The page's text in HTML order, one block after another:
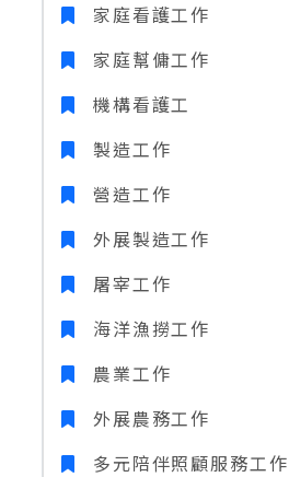
家庭看護工作
家庭幫傭工作
機構看護工
製造工作
營造工作
外展製造工作
屠宰工作
海洋漁撈工作
農業工作
外展農務工作
多元陪伴照顧服務工作